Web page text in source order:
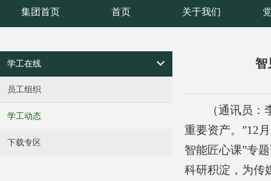
集团首页 首页 关于我们
学工在线
员工组织
学工动态
下载专区
智
（通讯员
重要资产。”12
智能匠心课”专
科研积淀，为传